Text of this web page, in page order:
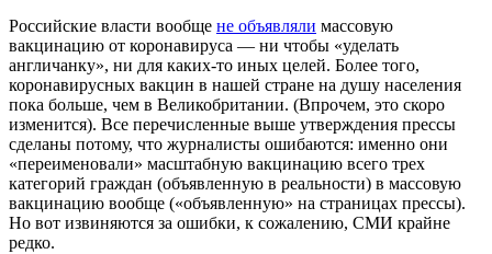
Российские власти вообще не объявляли массовую
вакцинацию от коронавируса — ни чтобы «уделать
англичанку», ни для каких-то иных целей. Более того,
коронавирусных вакцин в нашей стране на душу населения
пока больше, чем в Великобритании. (Впрочем, это скоро
изменится). Все перечисленные выше утверждения прессы
сделаны потому, что журналисты ошибаются: именно они
«переименовали» масштабную вакцинацию всего трех
категорий граждан (объявленную в реальности) в массовую
вакцинацию вообще («объявленную» на страницах прессы).
Но вот извиняются за ошибки, к сожалению, СМИ крайне
редко.